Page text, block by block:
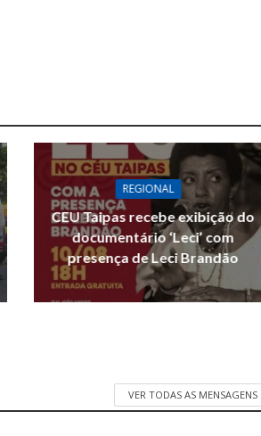
REGIONAL
CEU Taipas recebe exibição do
documentário ‘Leci’ com
presença de Leci Brandão
VER TODAS AS MENSAGENS